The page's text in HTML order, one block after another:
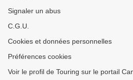
Signaler un abus
C.G.U.
Cookies et données personnelles
Préférences cookies
Voir le profil de Touring sur le portail